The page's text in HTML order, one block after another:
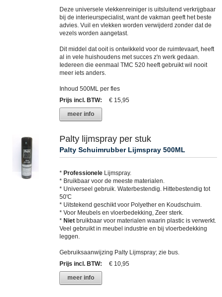
Deze universele vlekkenreiniger is uitsluitend verkrijgbaar
bij de interieurspecialist, want de vakman geeft het beste
advies. Vuil en vlekken worden verwijderd zonder dat de
vezels worden aangetast.
Dit middel dat ooit is ontwikkeld voor de ruimtevaart, heeft
al in vele huishoudens met succes z'n werk gedaan.
Iedereen die eenmaal TMC 520 heeft gebruikt wil nooit
meer iets anders.
Inhoud 500ML per fles
Prijs incl. BTW:
€ 15,95
meer info
Palty lijmspray per stuk
Palty Schuimrubber Lijmspray 500ML
* Professionele Lijmspray.
* Bruikbaar voor de meeste materialen.
* Universeel gebruik. Waterbestendig. Hittebestendig tot
50'C
* Uitstekend geschikt voor Polyether en Koudschuim.
* Voor Meubels en vloerbedekking, Zeer sterk.
* Niet bruikbaar voor materialen waarin plastic is verwerkt.
Veel gebruikt in meubel industrie en bij vloerbedekking
leggen.
Gebruiksaanwijzing Palty Lijmspray; zie bus.
Prijs incl. BTW:
€ 10,95
meer info